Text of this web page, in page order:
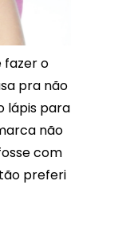
fazer o
pra não
lápis para
não
com
preferi